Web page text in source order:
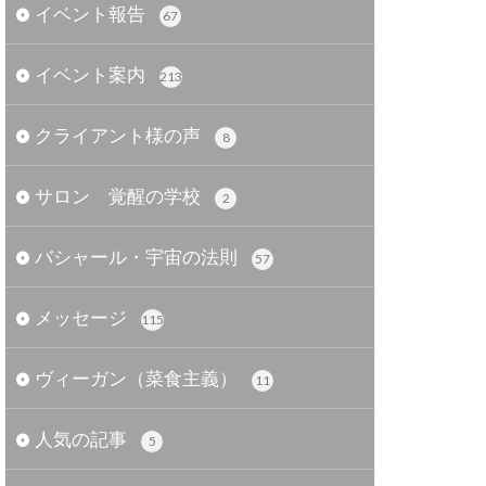
イベント報告 67
イベント案内 213
クライアント様の声 8
サロン 覚醒の学校 2
バシャール・宇宙の法則 57
メッセージ 115
ヴィーガン（菜食主義） 11
人気の記事 5